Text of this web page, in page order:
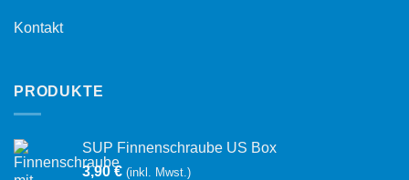
Kontakt
PRODUKTE
SUP Finnenschraube US Box
3,90€ (inkl. Mwst.)